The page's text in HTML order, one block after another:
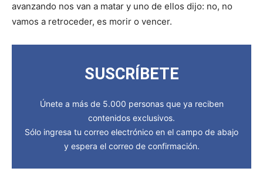
avanzando nos van a matar y uno de ellos dijo: no, no
vamos a retroceder, es morir o vencer.
SUSCRÍBETE
Únete a más de 5.000 personas que ya reciben
contenidos exclusivos.
Sólo ingresa tu correo electrónico en el campo de abajo
y espera el correo de confirmación.